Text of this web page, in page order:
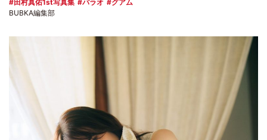
田村真佑1st写真集
パラオ
グアム
BUBKA編集部